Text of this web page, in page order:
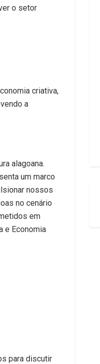
o setor
criativa,
a
alagoana.
um marco
nossos
no cenário
em
e Economia
para discutir